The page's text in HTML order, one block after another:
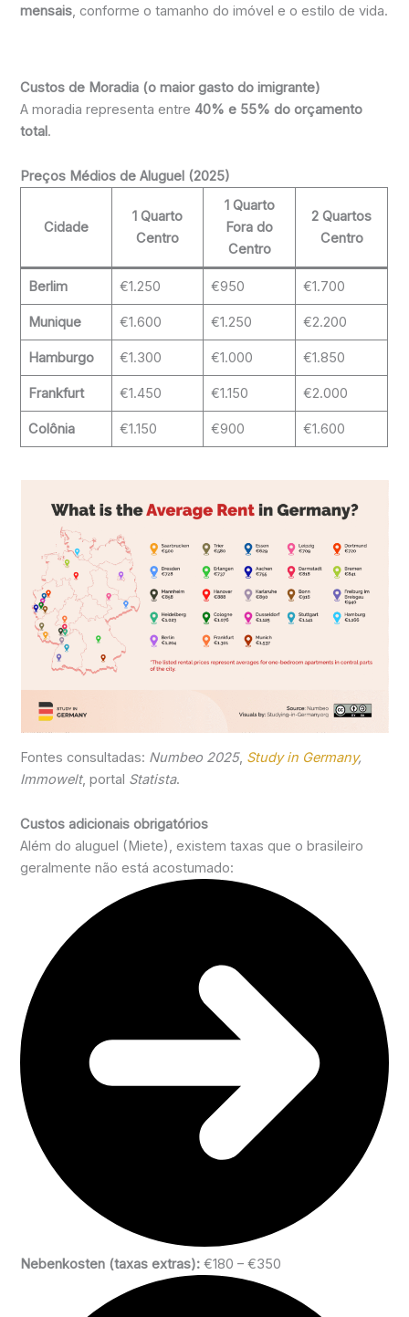
mensais, conforme o tamanho do imóvel e o estilo de vida.
Custos de Moradia (o maior gasto do imigrante)
A moradia representa entre40% e 55% do orçamento
total.
Preços Médios de Aluguel (2025)
Cidade
1 Quarto
Centro
1 Quarto
Fora do
Centro
2 Quartos
Centro
Berlim €1.250 €950 €1.700
Munique €1.600 €1.250 €2.200
Hamburgo €1.300 €1.000 €1.850
Frankfurt €1.450 €1.150 €2.000
Colônia €1.150 €900 €1.600
Fontes consultadas: Numbeo 2025, Study in Germany,
Immowelt, portal Statista.
Custos adicionais obrigatórios
Além do aluguel (Miete), existem taxas que o brasileiro
geralmente não está acostumado:
Nebenkosten (taxas extras): €180 – €350